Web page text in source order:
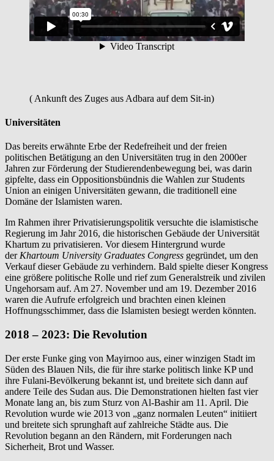
( Ankunft des Zuges aus Adbara auf dem Sit-in)
Universitäten
Das bereits erwähnte Erbe der Redefreiheit und der freien
politischen Betätigung an den Universitäten trug in den 2000er
Jahren zur Förderung der Studierendenbewegung bei, was darin
gipfelte, dass ein Oppositionsbündnis die Wahlen zur Students
Union an einigen Universitäten gewann, die traditionell eine
Domäne der Islamisten waren.
Im Rahmen ihrer Privatisierungspolitik versuchte die islamistische
Regierung im Jahr 2016, die historischen Gebäude der Universität
Khartum zu privatisieren. Vor diesem Hintergrund wurde
der Khartoum University Graduates Congress gegründet, um den
Verkauf dieser Gebäude zu verhindern. Bald spielte dieser Kongress
eine größere politische Rolle und rief zum Generalstreik und zivilen
Ungehorsam auf. Am 27. November und am 19. Dezember 2016
waren die Aufrufe erfolgreich und brachten einen kleinen
Hoffnungsschimmer, dass die Islamisten besiegt werden könnten.
2018 – 2023: Die Revolution
Der erste Funke ging von Mayirnoo aus, einer winzigen Stadt im
Süden des Blauen Nils, die für ihre starke politisch linke KP und
ihre Fulani-Bevölkerung bekannt ist, und breitete sich dann auf
andere Teile des Sudan aus. Die Demonstrationen hielten fast vier
Monate lang an, bis zum Sturz von Al-Bashir am 11. April. Die
Revolution wurde wie 2013 von „ganz normalen Leuten“ initiiert
und breitete sich sprunghaft auf zahlreiche Städte aus. Die
Revolution begann an den Rändern, mit Forderungen nach
Sicherheit, Brot und Wasser.